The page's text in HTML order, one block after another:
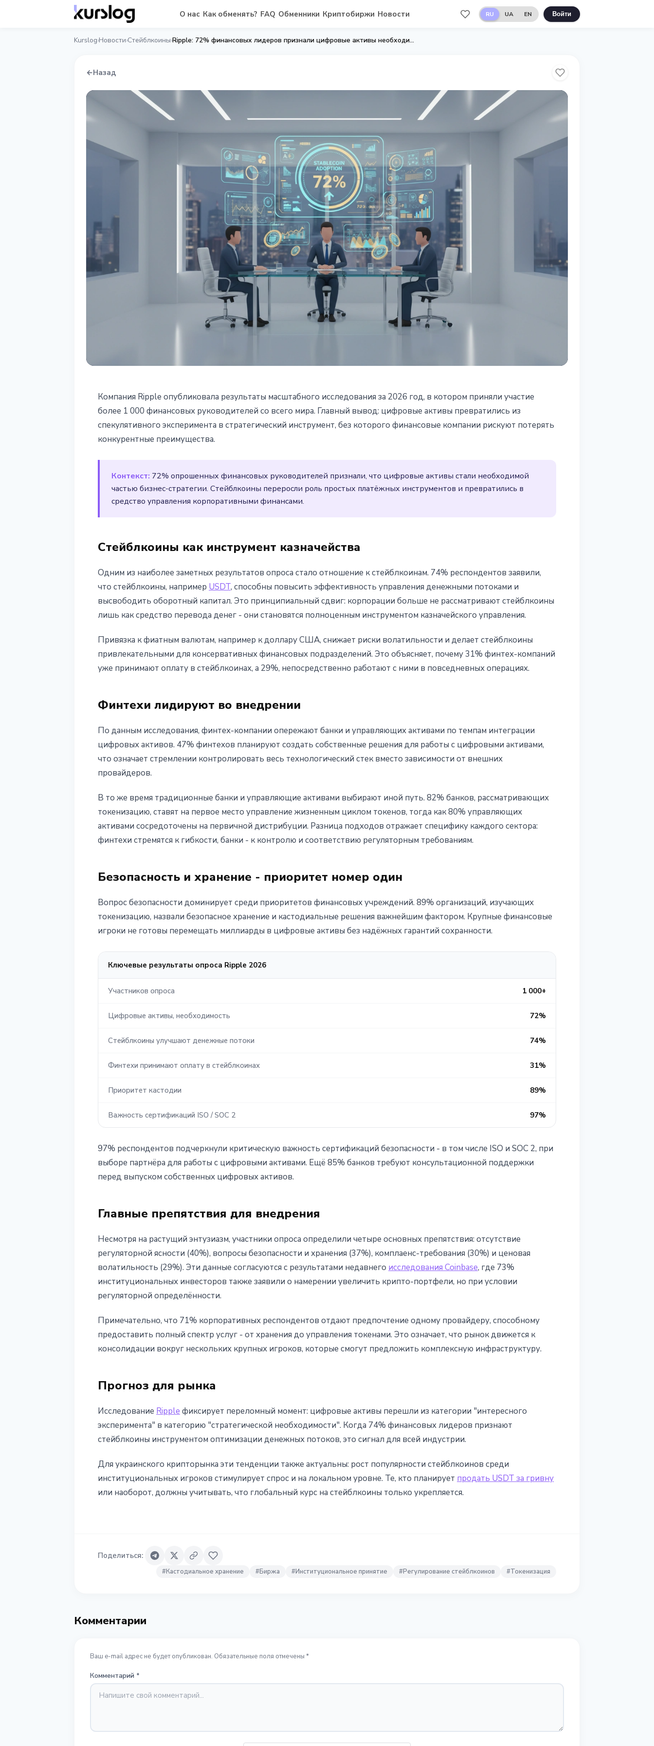
О нас Как обменять? FAQ Обменники Криптобиржи Новости RU UA EN Войти
Kurslog›Новости›Стейблкоины› Ripple: 72% финансовых лидеров признали цифровые активы необходимостью
←Назад
Опрос Ripple: 72% финансовых лидеров
признали цифровые активы
20 марта 2026 г.3 мин чтения
Наталия Дорофеева
Компания Ripple опубликовала результаты масштабного исследования за 2026 год, в котором приняли участие
более 1 000 финансовых руководителей со всего мира. Главный вывод: цифровые активы превратились из
спекулятивного эксперимента в стратегический инструмент, без которого финансовые компании рискуют потерять
конкурентные преимущества.
Контекст: 72% опрошенных финансовых руководителей признали, что цифровые активы стали необходимой
частью бизнес-стратегии. Стейблкоины переросли роль простых платёжных инструментов и превратились в
средство управления корпоративными финансами.
Стейблкоины как инструмент казначейства
Одним из наиболее заметных результатов опроса стало отношение к стейблкоинам. 74% респондентов заявили,
что стейблкоины, например USDT, способны повысить эффективность управления денежными потоками и
высвободить оборотный капитал. Это принципиальный сдвиг: корпорации больше не рассматривают стейблкоины
лишь как средство перевода денег - они становятся полноценным инструментом казначейского управления.
Привязка к фиатным валютам, например к доллару США, снижает риски волатильности и делает стейблкоины
привлекательными для консервативных финансовых подразделений. Это объясняет, почему 31% финтех-компаний
уже принимают оплату в стейблкоинах, а 29%, непосредственно работают с ними в повседневных операциях.
Финтехи лидируют во внедрении
По данным исследования, финтех-компании опережают банки и управляющих активами по темпам интеграции
цифровых активов. 47% финтехов планируют создать собственные решения для работы с цифровыми активами,
что означает стремлении контролировать весь технологический стек вместо зависимости от внешних
провайдеров.
В то же время традиционные банки и управляющие активами выбирают иной путь. 82% банков, рассматривающих
токенизацию, ставят на первое место управление жизненным циклом токенов, тогда как 80% управляющих
активами сосредоточены на первичной дистрибуции. Разница подходов отражает специфику каждого сектора:
финтехи стремятся к гибкости, банки - к контролю и соответствию регуляторным требованиям.
Безопасность и хранение - приоритет номер один
Вопрос безопасности доминирует среди приоритетов финансовых учреждений. 89% организаций, изучающих
токенизацию, назвали безопасное хранение и кастодиальные решения важнейшим фактором. Крупные финансовые
игроки не готовы перемещать миллиарды в цифровые активы без надёжных гарантий сохранности.
Ключевые результаты опроса Ripple 2026
Участников опроса 1 000+
Цифровые активы, необходимость 72%
Стейблкоины улучшают денежные потоки 74%
Финтехи принимают оплату в стейблкоинах 31%
Приоритет кастодии 89%
Важность сертификаций ISO / SOC 2 97%
97% респондентов подчеркнули критическую важность сертификаций безопасности - в том числе ISO и SOC 2, при
выборе партнёра для работы с цифровыми активами. Ещё 85% банков требуют консультационной поддержки
перед выпуском собственных цифровых активов.
Главные препятствия для внедрения
Несмотря на растущий энтузиазм, участники опроса определили четыре основных препятствия: отсутствие
регуляторной ясности (40%), вопросы безопасности и хранения (37%), комплаенс-требования (30%) и ценовая
волатильность (29%). Эти данные согласуются с результатами недавнего исследования Coinbase, где 73%
институциональных инвесторов также заявили о намерении увеличить крипто-портфели, но при условии
регуляторной определённости.
Примечательно, что 71% корпоративных респондентов отдают предпочтение одному провайдеру, способному
предоставить полный спектр услуг - от хранения до управления токенами. Это означает, что рынок движется к
консолидации вокруг нескольких крупных игроков, которые смогут предложить комплексную инфраструктуру.
Прогноз для рынка
Исследование Ripple фиксирует переломный момент: цифровые активы перешли из категории "интересного
эксперимента" в категорию "стратегической необходимости". Когда 74% финансовых лидеров признают
стейблкоины инструментом оптимизации денежных потоков, это сигнал для всей индустрии.
Для украинского крипторынка эти тенденции также актуальны: рост популярности стейблкоинов среди
институциональных игроков стимулирует спрос и на локальном уровне. Те, кто планирует продать USDT за гривну
или наоборот, должны учитывать, что глобальный курс на стейблкоины только укрепляется.
Поделиться:
#Кастодиальное хранение #Биржа #Институциональное принятие #Регулирование стейблкоинов #Токенизация
Комментарии
Ваш e-mail адрес не будет опубликован. Обязательные поля отмечены *
Комментарий *